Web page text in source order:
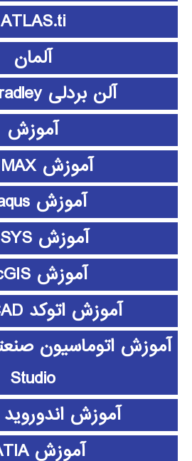
ATLAS.ti
آلمان
آلن بردلی Allen bradley
آموزش
آموزش 3D MAX
آموزش abaqus
آموزش ANSYS
آموزش ArcGIS
آموزش اتوکد AUTOCAD
Studio
آموزش اندوروید android
آموزش CATIA